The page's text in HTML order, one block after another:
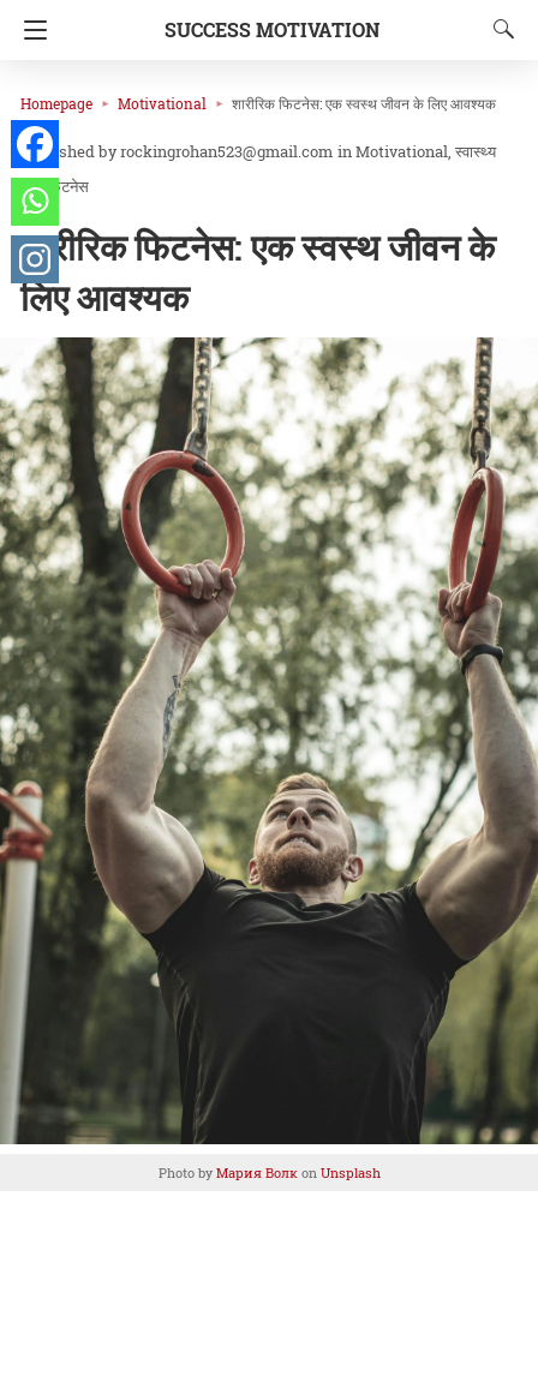
SUCCESS MOTIVATION
Homepage Motivational शारीरिक फिटनेस: एक स्वस्थ जीवन के लिए आवश्यक
rockingrohan523@gmail.com inMotivational स्वास्थ्य
और फिटनेस
शारीरिक फिटनेस: एक स्वस्थ जीवन के
लिए आवश्यक
Photo by Мария Волкon Unsplash